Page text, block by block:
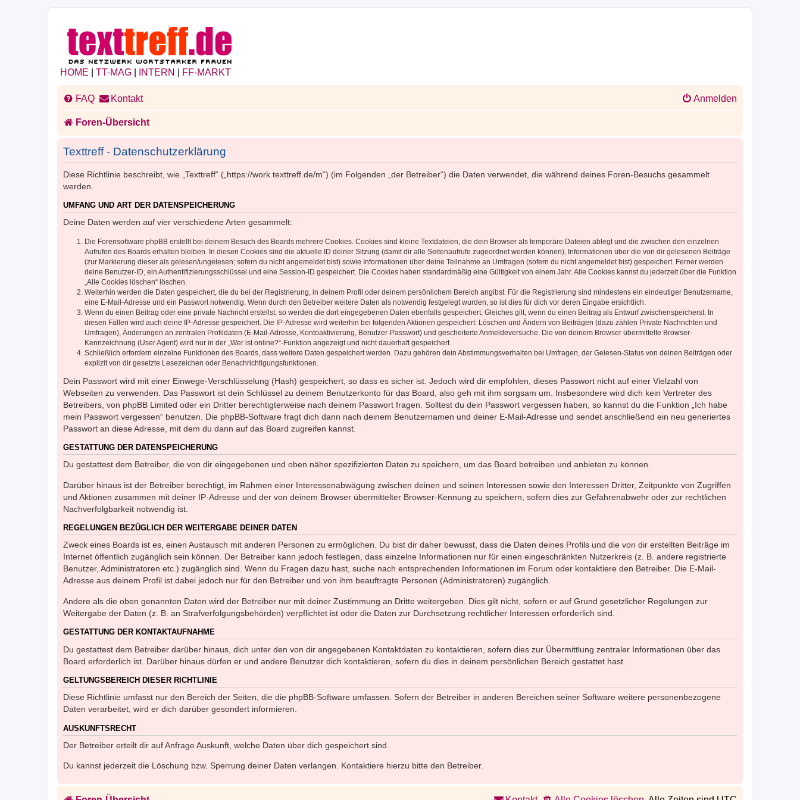
HOME TT-MAG INTERN FF-MARKT
FAQ Kontakt Anmelden
Foren-Übersicht
Texttreff - Datenschutzerklärung
Diese Richtlinie beschreibt, wie „Texttreff“ („https://work.texttreff.de/m“) (im Folgenden „der Betreiber“) die Daten verwendet, die während deines Foren-Besuchs gesammelt
werden.
UMFANG UND ART DER DATENSPEICHERUNG
Deine Daten werden auf vier verschiedene Arten gesammelt:
Die Forensoftware phpBB erstellt bei deinem Besuch des Boards mehrere Cookies. Cookies sind kleine Textdateien, die dein Browser als temporäre Dateien ablegt und die zwischen den einzelnen
Aufrufen des Boards erhalten bleiben. In diesen Cookies sind die aktuelle ID deiner Sitzung (damit dir alle Seitenaufrufe zugeordnet werden können), Informationen über die von dir gelesenen Beiträge
(zur Markierung dieser als gelesen/ungelesen; sofern du nicht angemeldet bist) sowie Informationen über deine Teilnahme an Umfragen (sofern du nicht angemeldet bist) gespeichert. Ferner werden
deine Benutzer-ID, ein Authentifizierungsschlüssel und eine Session-ID gespeichert. Die Cookies haben standardmäßig eine Gültigkeit von einem Jahr. Alle Cookies kannst du jederzeit über die Funktion
„Alle Cookies löschen“ löschen.
Weiterhin werden die Daten gespeichert, die du bei der Registrierung, in deinem Profil oder deinem persönlichem Bereich angibst. Für die Registrierung sind mindestens ein eindeutiger Benutzername,
eine E-Mail-Adresse und ein Passwort notwendig. Wenn durch den Betreiber weitere Daten als notwendig festgelegt wurden, so ist dies für dich vor deren Eingabe ersichtlich.
Wenn du einen Beitrag oder eine private Nachricht erstellst, so werden die dort eingegebenen Daten ebenfalls gespeichert. Gleiches gilt, wenn du einen Beitrag als Entwurf zwischenspeicherst. In
diesen Fällen wird auch deine IP-Adresse gespeichert. Die IP-Adresse wird weiterhin bei folgenden Aktionen gespeichert: Löschen und Ändern von Beiträgen (dazu zählen Private Nachrichten und
Umfragen), Änderungen an zentralen Profildaten (E-Mail-Adresse, Kontoaktivierung, Benutzer-Passwort) und gescheiterte Anmeldeversuche. Die von deinem Browser übermittelte Browser-
Kennzeichnung (User Agent) wird nur in der „Wer ist online?“-Funktion angezeigt und nicht dauerhaft gespeichert.
Schließlich erfordern einzelne Funktionen des Boards, dass weitere Daten gespeichert werden. Dazu gehören dein Abstimmungsverhalten bei Umfragen, der Gelesen-Status von deinen Beiträgen oder
explizit von dir gesetzte Lesezeichen oder Benachrichtigungsfunktionen.
Dein Passwort wird mit einer Einwege-Verschlüsselung (Hash) gespeichert, so dass es sicher ist. Jedoch wird dir empfohlen, dieses Passwort nicht auf einer Vielzahl von
Webseiten zu verwenden. Das Passwort ist dein Schlüssel zu deinem Benutzerkonto für das Board, also geh mit ihm sorgsam um. Insbesondere wird dich kein Vertreter des
Betreibers, von phpBB Limited oder ein Dritter berechtigterweise nach deinem Passwort fragen. Solltest du dein Passwort vergessen haben, so kannst du die Funktion „Ich habe
mein Passwort vergessen“ benutzen. Die phpBB-Software fragt dich dann nach deinem Benutzernamen und deiner E-Mail-Adresse und sendet anschließend ein neu generiertes
Passwort an diese Adresse, mit dem du dann auf das Board zugreifen kannst.
GESTATTUNG DER DATENSPEICHERUNG
Du gestattest dem Betreiber, die von dir eingegebenen und oben näher spezifizierten Daten zu speichern, um das Board betreiben und anbieten zu können.
Darüber hinaus ist der Betreiber berechtigt, im Rahmen einer Interessenabwägung zwischen deinen und seinen Interessen sowie den Interessen Dritter, Zeitpunkte von Zugriffen
und Aktionen zusammen mit deiner IP-Adresse und der von deinem Browser übermittelter Browser-Kennung zu speichern, sofern dies zur Gefahrenabwehr oder zur rechtlichen
Nachverfolgbarkeit notwendig ist.
REGELUNGEN BEZÜGLICH DER WEITERGABE DEINER DATEN
Zweck eines Boards ist es, einen Austausch mit anderen Personen zu ermöglichen. Du bist dir daher bewusst, dass die Daten deines Profils und die von dir erstellten Beiträge im
Internet öffentlich zugänglich sein können. Der Betreiber kann jedoch festlegen, dass einzelne Informationen nur für einen eingeschränkten Nutzerkreis (z. B. andere registrierte
Benutzer, Administratoren etc.) zugänglich sind. Wenn du Fragen dazu hast, suche nach entsprechenden Informationen im Forum oder kontaktiere den Betreiber. Die E-Mail-
Adresse aus deinem Profil ist dabei jedoch nur für den Betreiber und von ihm beauftragte Personen (Administratoren) zugänglich.
Andere als die oben genannten Daten wird der Betreiber nur mit deiner Zustimmung an Dritte weitergeben. Dies gilt nicht, sofern er auf Grund gesetzlicher Regelungen zur
Weitergabe der Daten (z. B. an Strafverfolgungsbehörden) verpflichtet ist oder die Daten zur Durchsetzung rechtlicher Interessen erforderlich sind.
GESTATTUNG DER KONTAKTAUFNAHME
Du gestattest dem Betreiber darüber hinaus, dich unter den von dir angegebenen Kontaktdaten zu kontaktieren, sofern dies zur Übermittlung zentraler Informationen über das
Board erforderlich ist. Darüber hinaus dürfen er und andere Benutzer dich kontaktieren, sofern du dies in deinem persönlichen Bereich gestattet hast.
GELTUNGSBEREICH DIESER RICHTLINIE
Diese Richtlinie umfasst nur den Bereich der Seiten, die die phpBB-Software umfassen. Sofern der Betreiber in anderen Bereichen seiner Software weitere personenbezogene
Daten verarbeitet, wird er dich darüber gesondert informieren.
AUSKUNFTSRECHT
Der Betreiber erteilt dir auf Anfrage Auskunft, welche Daten über dich gespeichert sind.
Du kannst jederzeit die Löschung bzw. Sperrung deiner Daten verlangen. Kontaktiere hierzu bitte den Betreiber.